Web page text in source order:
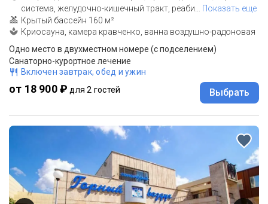
система, желудочно-кишечный тракт, реаби
Показать еще
Крытый бассейн 160 м²
Криосауна, камера кравченко, ванна воздушно-радоновая
Одно место в двухместном номере (с подселением)
Санаторно-курортное лечение
Включен завтрак, обед и ужин
от 18 900 ₽ для 2 гостей Выбрать